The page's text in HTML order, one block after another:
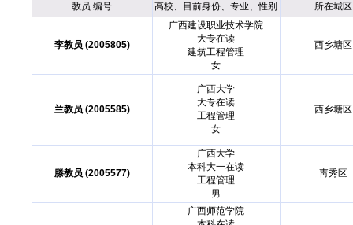
教员.编号 高校、目前身份、专业、性别 所在城区
李教员 (2005805)
广西建设职业技术学院
大专在读
建筑工程管理
女
西乡塘区
兰教员 (2005585)
广西大学
大专在读
工程管理
女
西乡塘区
滕教员 (2005577)
广西大学
本科大一在读
工程管理
男
靑秀区
广西师范学院